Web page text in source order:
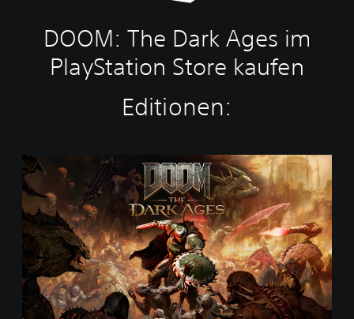
DOOM: The Dark Ages im
PlayStation Store kaufen
Editionen:
t
a
n
d
a
r
d
E
d